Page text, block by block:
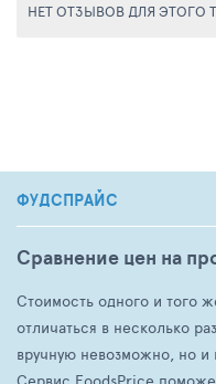
НЕТ ОТЗЫВОВ ДЛЯ ЭТОГО
ФУДСПРАЙС
Сравнение цен на
Стоимость одного и того
отличаться в несколько
вручную невозможно, но